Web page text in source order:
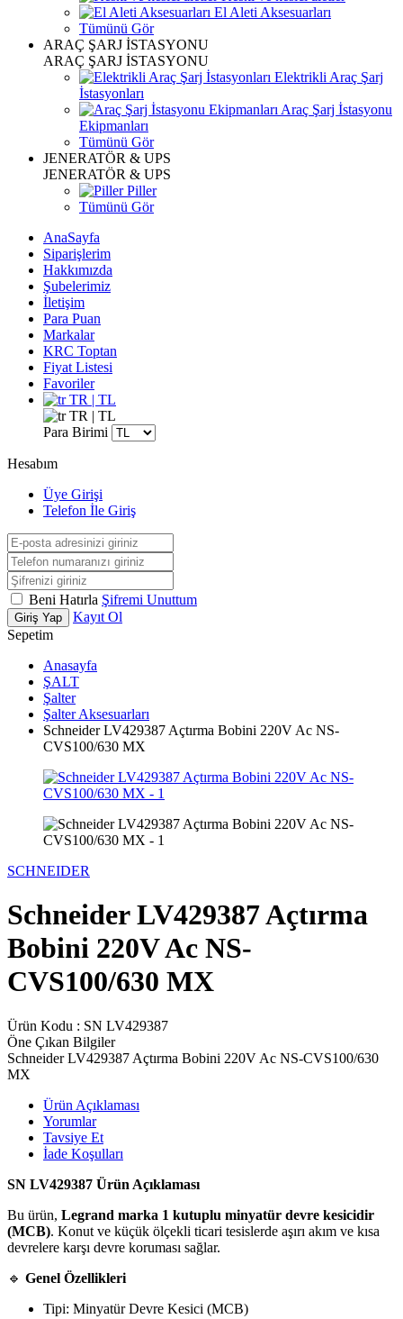
El Aleti Aksesuarları
Tümünü Gör
ARAÇ ŞARJ İSTASYONU
ARAÇ ŞARJ İSTASYONU
Elektrikli Araç Şarj
İstasyonları
Araç Şarj İstasyonu
Ekipmanları
Tümünü Gör
JENERATÖR & UPS
JENERATÖR & UPS
Piller
Tümünü Gör
AnaSayfa
Siparişlerim
Hakkımızda
Şubelerimiz
İletişim
Para Puan
Markalar
KRC Toptan
Fiyat Listesi
Favoriler
TR | TL
TR | TL
Para Birimi
Hesabım
Üye Girişi
Telefon İle Giriş
Beni Hatırla Şifremi Unuttum
Giriş Yap
Kayıt Ol
Sepetim
Anasayfa
ŞALT
Şalter
Şalter Aksesuarları
Schneider LV429387 Açtırma Bobini 220V Ac NS-
CVS100/630 MX
SCHNEIDER
Schneider LV429387 Açtırma
Bobini 220V Ac NS-
CVS100/630 MX
Ürün Kodu : SN LV429387
Öne Çıkan Bilgiler
Schneider LV429387 Açtırma Bobini 220V Ac NS-CVS100/630
MX
Ürün Açıklaması
Yorumlar
Tavsiye Et
İade Koşulları
SN LV429387 Ürün Açıklaması
Bu ürün, Legrand marka 1 kutuplu minyatür devre kesicidir
(MCB). Konut ve küçük ölçekli ticari tesislerde aşırı akım ve kısa
devrelere karşı devre koruması sağlar.
🔹 Genel Özellikleri
Tipi: Minyatür Devre Kesici (MCB)